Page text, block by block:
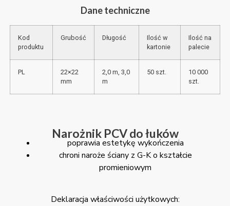
Dane techniczne
Kod
produktu
Grubość Długość
Ilość w
kartonie
Ilość na
palecie
PL
22×22
mm
2,0 m, 3,0
m
50 szt.
10 000
szt.
Narożnik PCV do łuków
poprawia estetykę wykończenia
chroni naroże ściany z G-K o kształcie
promieniowym
Deklaracja właściwości użytkowych: